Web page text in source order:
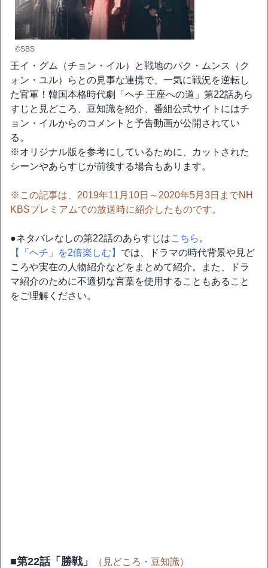
©SBS
王イ・グム（チョン・イル）と戦地のパク・ムンス（ク
ォン・ユル）らとの見事な連携で、一気に戦況を逆転し
た官軍！韓国本格時代劇「ヘチ 王座への道」第22話あら
すじと見どころ、豆知識を紹介、番組公式サイトにはチ
ョン・イルからのコメントと予告動画が公開されてい
る。
※オリジナル版を参考にしているために、カットされた
シーンやあらすじが前後する場合もあります。
※この記事は、2019年11月10日～2020年5月3日までNH
KBSプレミアムでの放送時に紹介したものです。
●ネタバレなしの第22話のあらすじはこちら 。
【「ヘチ」を2倍楽しむ】 では、ドラマの時代背景や見ど
ころや実在の人物紹介などをまとめて紹介。また、ドラ
マ紹介のために不適切な言葉を使用することもあること
をご理解ください。
■第22話「勝戦」
（見どころ・豆知識）